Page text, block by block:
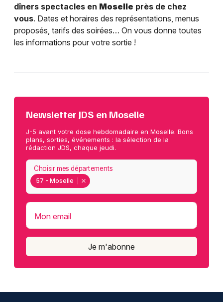
dîners spectacles en Moselle près de chez
vous. Dates et horaires des représentations, menus
proposés, tarifs des soirées… On vous donne toutes
les informations pour votre sortie !
Newsletter JDS en Moselle
J-5 avant votre dose hebdomadaire en Moselle. Bons
plans, sorties, événements : la sélection de la
rédaction JDS, chaque jeudi.
57 - Moselle
Choisir mes départements
Mon email
Je m'abonne